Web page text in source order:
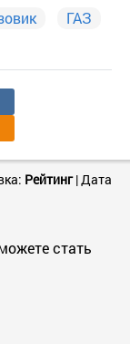
ГАЗ
Рейтинг|Дата
стать